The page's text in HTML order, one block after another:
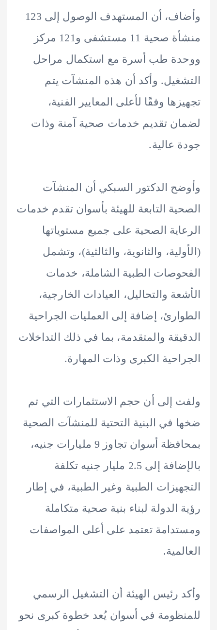
وأضاف، أن المستهدف الوصول إلى 123
منشأة صحية 11 مستشفى و121 مركز
طب أسرة مع استكمال مراحل
وأكد أن هذه المنشآت يتم
وفقًا لأعلى المعايير الفنية،
تقديم خدمات صحية آمنة وذات
عالية.
الدكتور السبكي أن المنشآت
التابعة للهيئة بأسوان تقدم خدمات
الصحية على جميع مستوياتها
والثانوية، والثالثية)، وتشمل
الطبية الشاملة، خدمات
والتحاليل، العيادات الخارجية،
إضافة إلى العمليات الجراحية
والمتقدمة، بما في ذلك التداخلات
الكبرى وذات المهارة.
إلى أن حجم الاستثمارات التي تم
في البنية التحتية للمنشآت الصحية
بمحافظة أسوان تجاوز 9 مليارات جنيه،
بالإضافة إلى 2.5 مليار جنيه تكلفة
الطبية وغير الطبية، في إطار
الدولة لبناء بنية صحية متكاملة
تعتمد على أعلى المواصفات
رئيس الهيئة أن التشغيل الرسمي
في أسوان يُعد خطوة كبرى نحو